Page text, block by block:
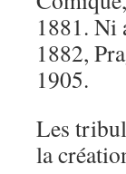
1881. Ni
1882,
1905.
Les
la